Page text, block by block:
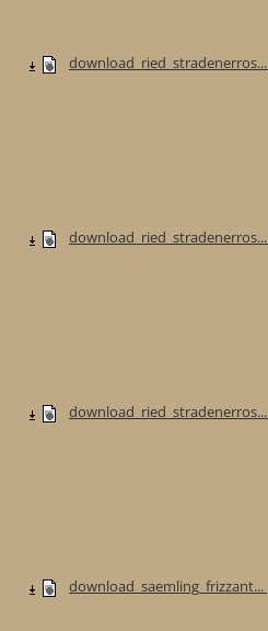
download_ried_stradenerros...
download_ried_stradenerros...
download_ried_stradenerros...
download_saemling_frizzant...